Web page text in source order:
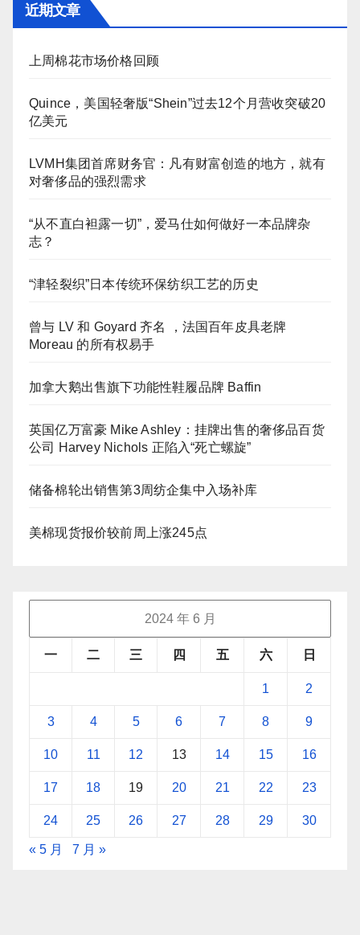
近期文章
上周棉花市场价格回顾
Quince，美国轻奢版“Shein”过去12个月营收突破20
亿美元
LVMH集团首席财务官：凡有财富创造的地方，就有
对奢侈品的强烈需求
“从不直白袒露一切”，爱马仕如何做好一本品牌杂
志？
“津轻裂织”日本传统环保纺织工艺的历史
曾与 LV 和 Goyard 齐名 ，法国百年皮具老牌
Moreau 的所有权易手
加拿大鹅出售旗下功能性鞋履品牌 Baffin
英国亿万富豪 Mike Ashley：挂牌出售的奢侈品百货
公司 Harvey Nichols 正陷入“死亡螺旋”
储备棉轮出销售第3周纺企集中入场补库
美棉现货报价较前周上涨245点
2024 年 6 月
一 二 三 四 五 六 日
1 2
3 4 5 6 7 8 9
10 11 12 13 14 15 16
17 18 19 20 21 22 23
24 25 26 27 28 29 30
« 5 月 7 月 »